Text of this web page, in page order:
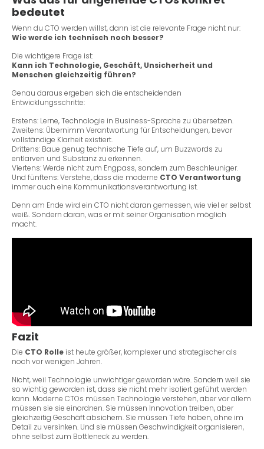
bedeutet
Wenn du CTO werden willst, dann ist die relevante Frage nicht nur:
Wie werde ich technisch noch besser?
Die wichtigere Frage ist:
Kann ich Technologie, Geschäft, Unsicherheit und
Menschen gleichzeitig führen?
Genau daraus ergeben sich die entscheidenden
Entwicklungsschritte:
Erstens: Lerne, Technologie in Business-Sprache zu übersetzen.
Zweitens: Übernimm Verantwortung für Entscheidungen, bevor
vollständige Klarheit existiert.
Drittens: Baue genug technische Tiefe auf, um Buzzwords zu
entlarven und Substanz zu erkennen.
Viertens: Werde nicht zum Engpass, sondern zum Beschleuniger.
Und fünftens: Verstehe, dass die moderne CTO Verantwortung
immer auch eine Kommunikationsverantwortung ist.
Denn am Ende wird ein CTO nicht daran gemessen, wie viel er selbst
weiß. Sondern daran, was er mit seiner Organisation möglich
macht.
Fazit
Die CTO Rolle ist heute größer, komplexer und strategischer als
noch vor wenigen Jahren.
Nicht, weil Technologie unwichtiger geworden wäre. Sondern weil sie
so wichtig geworden ist, dass sie nicht mehr isoliert geführt werden
kann. Moderne CTOs müssen Technologie verstehen, aber vor allem
müssen sie sie einordnen. Sie müssen Innovation treiben, aber
gleichzeitig Geschäft absichern. Sie müssen Tiefe haben, ohne im
Detail zu versinken. Und sie müssen Geschwindigkeit organisieren,
ohne selbst zum Bottleneck zu werden.